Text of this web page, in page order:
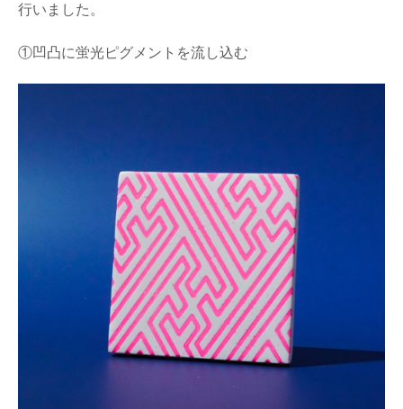
行いました。
①凹凸に蛍光ピグメントを流し込む